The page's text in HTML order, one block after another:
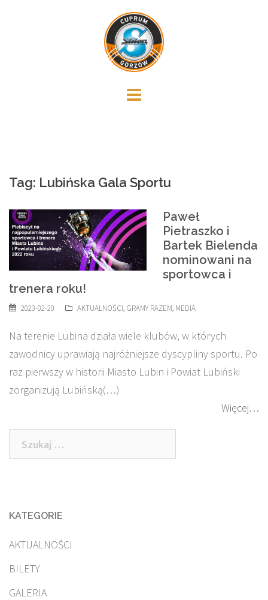
Tag: Lubińska Gala Sportu
Paweł
Pietraszko i
Bartek Bielenda
nominowani na
sportowca i
trenera roku!
2023-02-20 AKTUALNOŚCI, GRAMY RAZEM, MEDIA
Na terenie Lubina działa wiele klubów, w których
zawodnicy uprawiają najróżniejsze dyscypliny sportu. Po
raz pierwszy w historii Miasto Lubin i Powiat Lubiński
zorganizują Lubińską(…)
Więcej…
Szukaj:
KATEGORIE
AKTUALNOŚCI
BILETY
GALERIA